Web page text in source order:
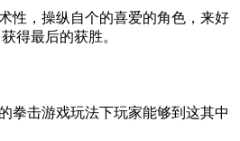
性，操纵自个的喜爱的角色，来好
得最后的获胜。
拳击游戏玩法下玩家能够到这其中